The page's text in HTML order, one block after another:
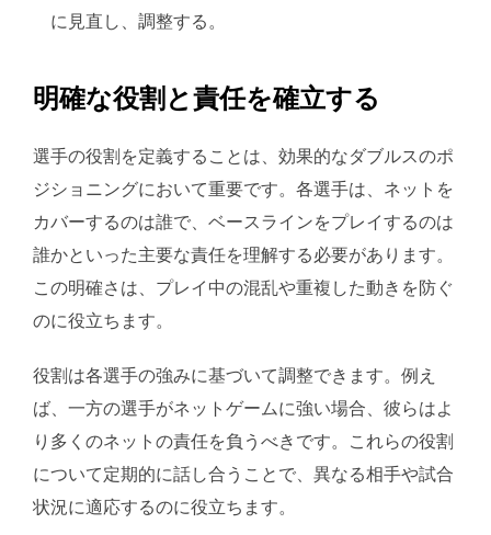
に見直し、調整する。
明確な役割と責任を確立する
選手の役割を定義することは、効果的なダブルスのポ
ジショニングにおいて重要です。各選手は、ネットを
カバーするのは誰で、ベースラインをプレイするのは
誰かといった主要な責任を理解する必要があります。
この明確さは、プレイ中の混乱や重複した動きを防ぐ
のに役立ちます。
役割は各選手の強みに基づいて調整できます。例え
ば、一方の選手がネットゲームに強い場合、彼らはよ
り多くのネットの責任を負うべきです。これらの役割
について定期的に話し合うことで、異なる相手や試合
状況に適応するのに役立ちます。